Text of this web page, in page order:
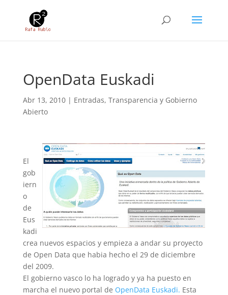
OpenData Euskadi
Abr 13, 2010| Entradas, Transparencia y Gobierno
Abierto
El
gob
iern
o
de
Eus
kadi
crea nuevos espacios y empieza a andar su proyecto
de Open Data que habia hecho el 29 de diciembre
del 2009.
El gobierno vasco lo ha logrado y ya ha puesto en
marcha el nuevo portal de OpenData Euskadi. Esta